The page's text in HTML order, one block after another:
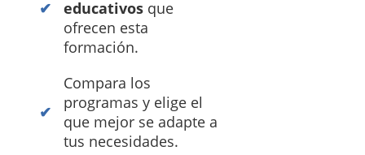
educativos que
ofrecen esta
formación.
Compara los
programas y elige el
que mejor se adapte a
tus necesidades.